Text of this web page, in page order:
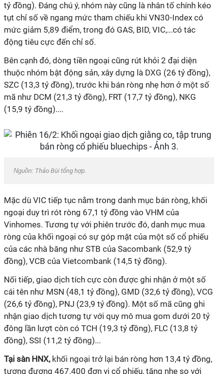
tỷ đồng). Đáng chú ý, nhóm này cũng là nhân tố chính kéo
tụt chỉ số về ngang mức tham chiếu khi VN30-Index có
mức giảm 5,89 điểm, trong đó GAS, BID, VIC,...có tác
động tiêu cực đến chỉ số.
Bên cạnh đó, dòng tiền ngoại cũng rút khỏi 2 đại diện
thuộc nhóm bật động sản, xây dựng là DXG (26 tỷ đồng),
SZC (13,3 tỷ đồng), trước khi bán ròng nhẹ hơn ở một số
mã như DCM (21,3 tỷ đồng), FRT (17,7 tỷ đồng), NKG
(15,9 tỷ đồng)....
Nguồn: Thảo Bùi tổng hợp.
Mặc dù VIC tiếp tục nằm trong danh mục bán ròng, khối
ngoại duy trì rót ròng 67,1 tỷ đồng vào VHM của
Vinhomes. Tương tự với phiên trước đó, danh mục mua
ròng của khối ngoại có sự góp mặt của một số cổ phiếu
của các nhà băng như STB của Sacombank (52,9 tỷ
đồng), VCB của Vietcombank (14,5 tỷ đồng).
Nối tiếp, giao dịch tích cực còn được ghi nhận ở một số
cái tên như MSN (48,1 tỷ đồng), GMD (32,6 tỷ đồng), VCG
(26,6 tỷ đồng), PNJ (23,9 tỷ đồng). Một số mã cũng ghi
nhận giao dịch tương tự với quy mô mua gom dưới 20 tỷ
đông lần lượt còn có TCH (19,3 tỷ đồng), FLC (13,8 tỷ
đồng), SSI (11,2 tỷ đồng)...
Tại sàn HNX, khối ngoại trở lại bán ròng hơn 13,4 tỷ đồng,
tương đương 467.400 đơn vị cổ phiếu, tăng nhẹ so với